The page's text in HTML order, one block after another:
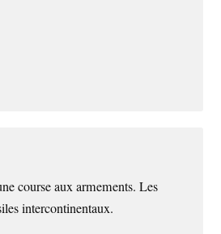
course aux armements. Les
intercontinentaux.